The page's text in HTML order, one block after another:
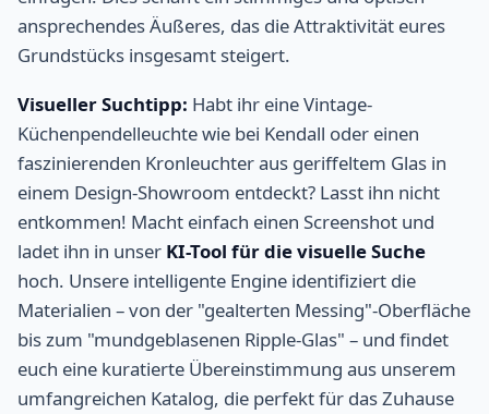
ansprechendes Äußeres, das die Attraktivität eures
Grundstücks insgesamt steigert.
Visueller Suchtipp: Habt ihr eine Vintage-
Küchenpendelleuchte wie bei Kendall oder einen
faszinierenden Kronleuchter aus geriffeltem Glas in
einem Design-Showroom entdeckt? Lasst ihn nicht
entkommen! Macht einfach einen Screenshot und
ladet ihn in unser KI-Tool für die visuelle Suche
hoch. Unsere intelligente Engine identifiziert die
Materialien – von der "gealterten Messing"-Oberfläche
bis zum "mundgeblasenen Ripple-Glas" – und findet
euch eine kuratierte Übereinstimmung aus unserem
umfangreichen Katalog, die perfekt für das Zuhause